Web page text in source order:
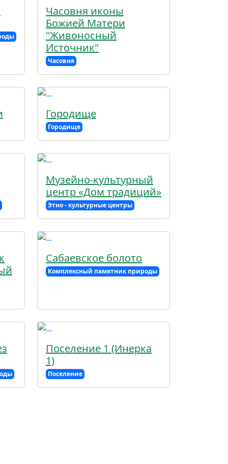
Часовня иконы
Божией Матери
"Живоносный
Источник"
Часовня
Городище
Городище
Музейно-культурный
центр «Дом традиций»
Этно - культурные центры
Сабаевское болото
Комплексный памятник природы
Поселение 1 (Инерка
1)
Поселение